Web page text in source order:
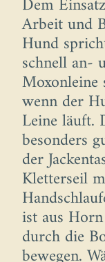
Arbeit und
Hund
schnell an-
wenn der
Leine läuft.
besonders
der
Kletterseil
ist aus
durch die